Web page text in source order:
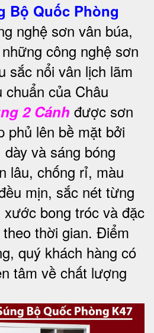
Bộ Quốc Phòng
nghệ sơn vân búa,
công nghệ sơn
sắc nổi vân lịch lãm
của Châu
2 Cánh được sơn
phủ lên bề mặt bởi
và sáng bóng
lâu, chống rỉ, màu
mịn, sắc nét từng
bong tróc và đặc
thời gian. Điểm
quý khách hàng có
tâm về chất lượng